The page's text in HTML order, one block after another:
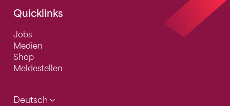
Quicklinks
Jobs
Medien
Shop
Meldestellen
Deutsch